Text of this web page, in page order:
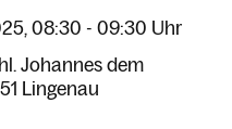
08:30 - 09:30 Uhr
Johannes dem
Lingenau